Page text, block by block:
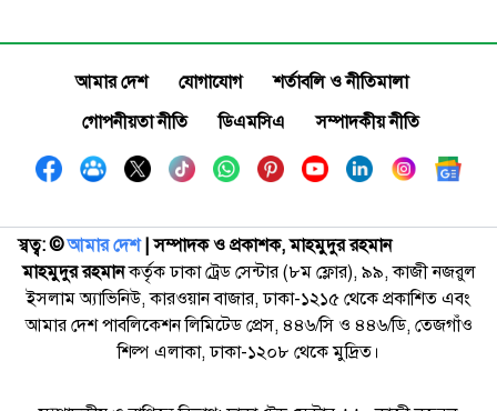
আমার দেশ যোগাযোগ
শর্তাবলি ও নীতিমালা
গোপনীয়তা নীতি
ডিএমসিএ সম্পাদকীয় নীতি
স্বত্ব: ©️আমার দেশ| সম্পাদক ও প্রকাশক, মাহমুদুর রহমান
মাহমুদুর রহমানকর্তৃক ঢাকা ট্রেড সেন্টার (৮ম ফ্লোর), ৯৯, কাজী নজরুল
ইসলাম অ্যাভিনিউ, কারওয়ান বাজার, ঢাকা-১২১৫ থেকে প্রকাশিত এবং
আমার দেশ পাবলিকেশন লিমিটেড প্রেস, ৪৪৬/সি ও ৪৪৬/ডি, তেজগাঁও
শিল্প এলাকা, ঢাকা-১২০৮ থেকে মুদ্রিত।